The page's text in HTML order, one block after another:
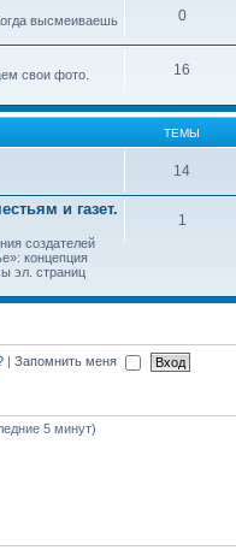
высмеиваешь
0
свои фото. 16
ТЕМЫ
14
и газет.
создателей
концепция
эл. страниц
1
| Запомнить меня
5 минут)